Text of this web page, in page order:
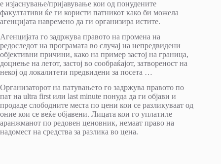
е изјаснување/пријавување кои од понудените
факултативи ќе ги користи патникот како би можела
агенцијата навремено да ги организира истите.
Агенцијата го задржува правото на промена на
редоследот на програмата во случај на непредвидени
објективни причини, како на пример застој на граница,
доцнење на летот, застој во сообраќајот, затвореност на
некој од локалитети предвидени за посета …
Организаторот на патувањето го задржува правото по
пат на ultra first или last minute понуда да ги објави и
продаде слободните места по цени кои се разликуваат од
оние кои се веќе објавени. Лицата кои го уплатиле
аранжманот по редовен ценовник, немаат право на
надомест на средства за разлика во цена.